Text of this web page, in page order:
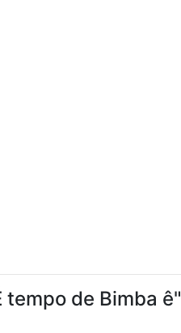
de Bimba ê"